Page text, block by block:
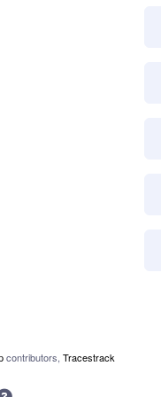
contributors, Tracestrack